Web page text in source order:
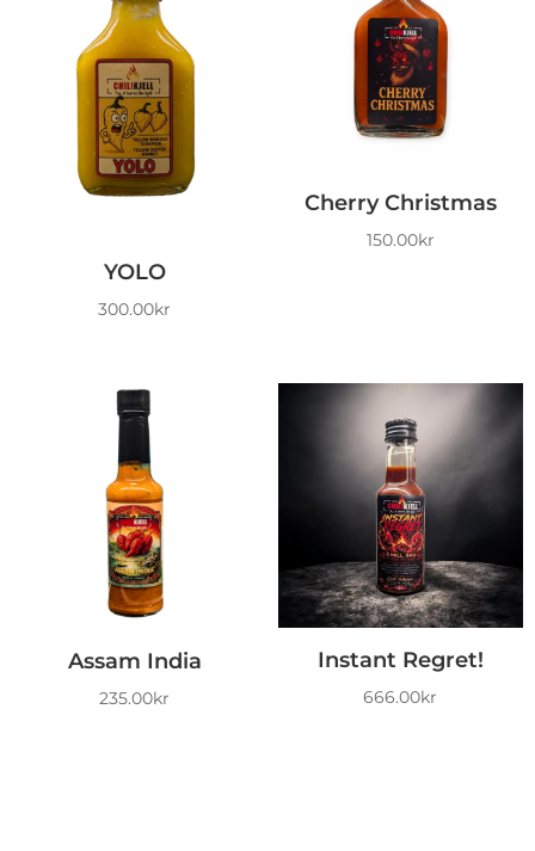
YOLO
300.00kr
Cherry Christmas
150.00kr
Assam India
235.00kr
Instant Regret!
666.00kr